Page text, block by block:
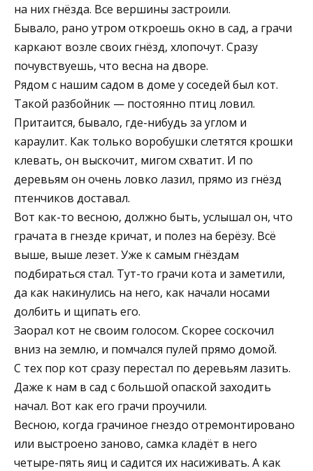
на них гнёзда. Все вершины застроили.
Бывало, рано утром откроешь окно в сад, а грачи
каркают возле своих гнёзд, хлопочут. Сразу
почувствуешь, что весна на дворе.
Рядом с нашим садом в доме у соседей был кот.
Такой разбойник — постоянно птиц ловил.
Притаится, бывало, где-нибудь за углом и
караулит. Как только воробушки слетятся крошки
клевать, он выскочит, мигом схватит. И по
деревьям он очень ловко лазил, прямо из гнёзд
птенчиков доставал.
Вот как-то весною, должно быть, услышал он, что
грачата в гнезде кричат, и полез на берёзу. Всё
выше, выше лезет. Уже к самым гнёздам
подбираться стал. Тут-то грачи кота и заметили,
да как накинулись на него, как начали носами
долбить и щипать его.
Заорал кот не своим голосом. Скорее соскочил
вниз на землю, и помчался пулей прямо домой.
С тех пор кот сразу перестал по деревьям лазить.
Даже к нам в сад с большой опаской заходить
начал. Вот как его грачи проучили.
Весною, когда грачиное гнездо отремонтировано
или выстроено заново, самка кладёт в него
четыре-пять яиц и садится их насиживать. А как